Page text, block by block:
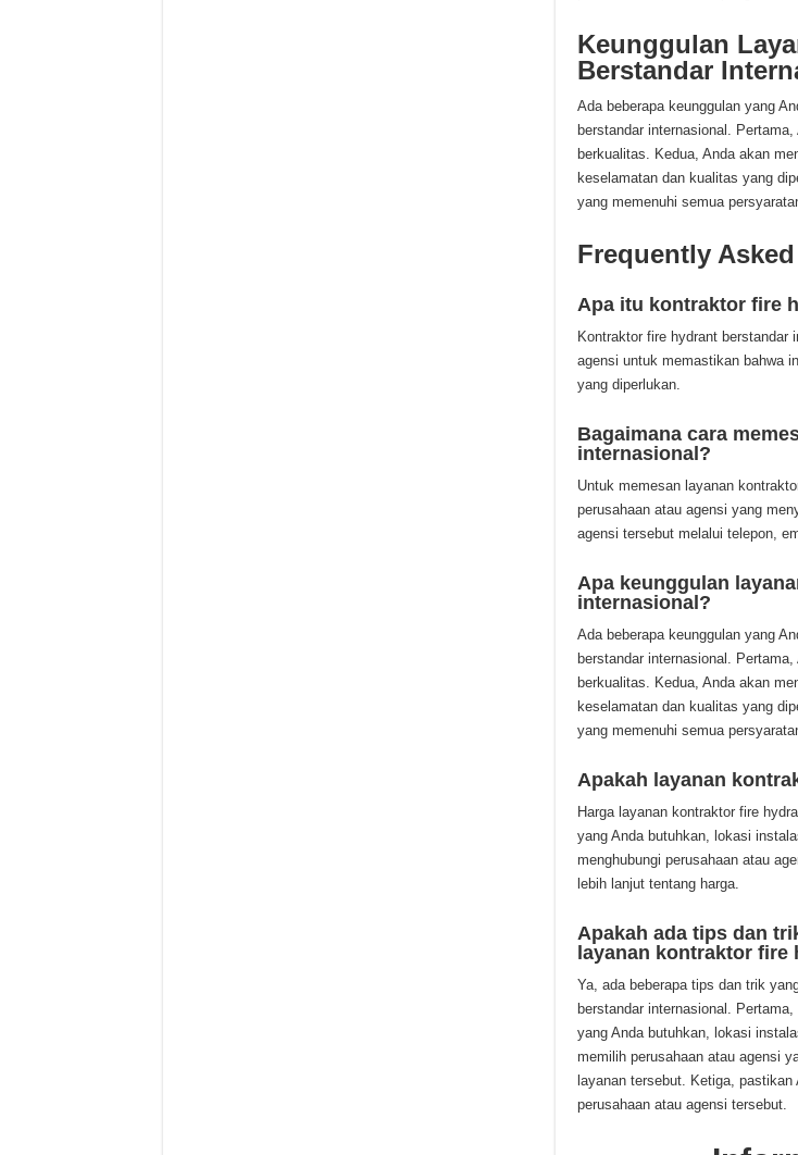
Keunggulan
Berstandar
Ada beberapa keunggulan yang
berstandar internasional.
berkualitas. Kedua, Anda akan
keselamatan dan kualitas yang
yang memenuhi semua
Frequently
Apa itu kontraktor fire
Kontraktor fire hydrant berstandar
agensi untuk memastikan bahwa
yang diperlukan.
Bagaimana cara
internasional?
Untuk memesan layanan
perusahaan atau agensi yang
agensi tersebut melalui telepon,
Apa keunggulan
internasional?
Ada beberapa keunggulan yang
berstandar internasional.
berkualitas. Kedua, Anda akan
keselamatan dan kualitas yang
yang memenuhi semua
Apakah layanan
Harga layanan kontraktor fire
yang Anda butuhkan, lokasi
menghubungi perusahaan atau
lebih lanjut tentang harga.
Apakah ada tips dan
layanan kontraktor
Ya, ada beberapa tips dan trik
berstandar internasional.
yang Anda butuhkan, lokasi
memilih perusahaan atau agensi
layanan tersebut. Ketiga,
perusahaan atau agensi tersebut.